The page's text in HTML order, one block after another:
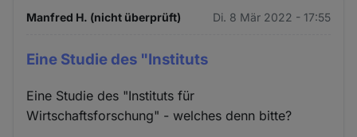
Manfred H. (nicht überprüft) Di. 8 Mär 2022 - 17:55
Eine Studie des "Instituts
Eine Studie des "Instituts für
Wirtschaftsforschung" - welches denn bitte?